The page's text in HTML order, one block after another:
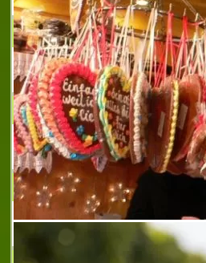
CHAR JEANS
Дамска конфекция
ФЛАВИА АД
Комфорт и
SISI DJI
дамски и мъжки